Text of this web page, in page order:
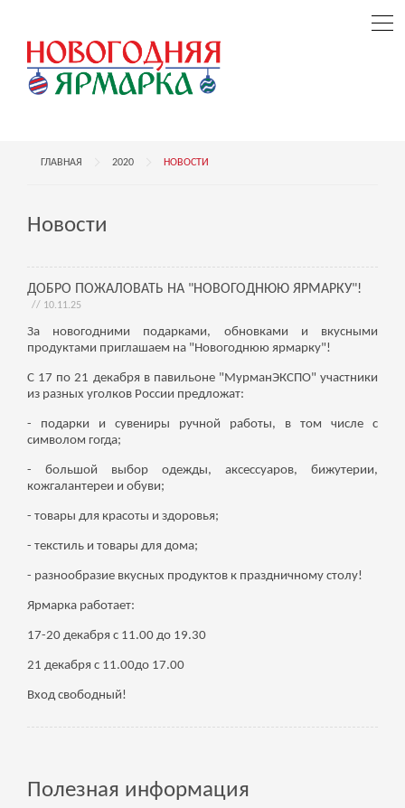
ГЛАВНАЯ 2020 НОВОСТИ
Новости
ДОБРО ПОЖАЛОВАТЬ НА "НОВОГОДНЮЮ ЯРМАРКУ"!
// 10.11.25
За новогодними подарками, обновками и вкусными
продуктами приглашаем на "Новогоднюю ярмарку"!
С 17 по 21 декабря в павильоне "МурманЭКСПО" участники
из разных уголков России предложат:
- подарки и сувениры ручной работы, в том числе с
символом гогда;
- большой выбор одежды, аксессуаров, бижутерии,
кожгалантереи и обуви;
- товары для красоты и здоровья;
- текстиль и товары для дома;
- разнообразие вкусных продуктов к праздничному столу!
Ярмарка работает:
17-20 декабря с 11.00 до 19.30
21 декабря с 11.00до 17.00
Вход свободный!
Полезная информация